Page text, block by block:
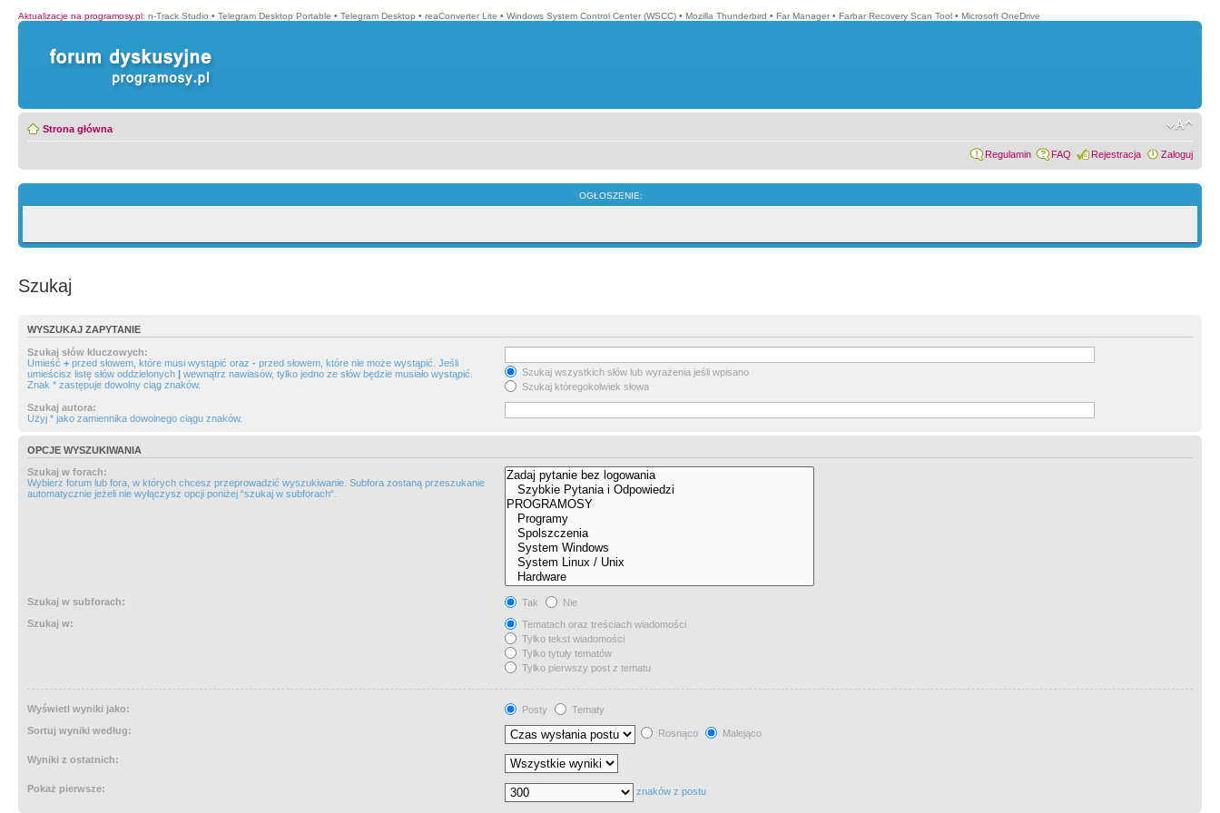
Aktualizacje na programosy.pl: n-Track Studio • Telegram Desktop Portable • Telegram Desktop • reaConverter Lite • Windows System Control Center (WSCC) • Mozilla Thunderbird • Far Manager • Farbar Recovery Scan Tool • Microsoft OneDrive
Strona główna
Regulamin FAQ Rejestracja Zaloguj
OGŁOSZENIE:
Szukaj
WYSZUKAJ ZAPYTANIE
Szukaj słów kluczowych:
Umieść + przed słowem, które musi wystąpić oraz - przed słowem, które nie może wystąpić. Jeśli
umieścisz listę słów oddzielonych | wewnątrz nawiasów, tylko jedno ze słów będzie musiało wystąpić.
Znak * zastępuje dowolny ciąg znaków.
Szukaj wszystkich słów lub wyrażenia jeśli wpisano
Szukaj któregokolwiek słowa
Szukaj autora:
Użyj * jako zamiennika dowolnego ciągu znaków.
OPCJE WYSZUKIWANIA
Szukaj w forach:
Wybierz forum lub fora, w których chcesz przeprowadzić wyszukiwanie. Subfora zostaną przeszukanie
automatycznie jeżeli nie wyłączysz opcji poniżej “szukaj w subforach“.
Szukaj w subforach: Tak
Nie
Szukaj w:
Tematach oraz treściach wiadomości
Tylko tekst wiadomości
Tylko tytuły tematów
Tylko pierwszy post z tematu
Wyświetl wyniki jako: Posty
Tematy
Sortuj wyniki według:
Rosnąco Malejąco
Wyniki z ostatnich:
Pokaż pierwsze: znaków z postu